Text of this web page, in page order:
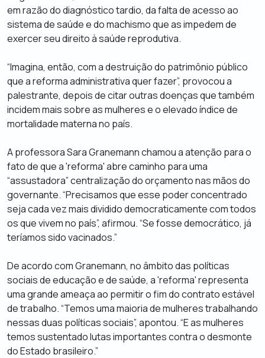
em razão do diagnóstico tardio, da falta de acesso ao
sistema de saúde e do machismo que as impedem de
exercer seu direito à saúde reprodutiva.
“Imagina, então, com a destruição do patrimônio público
que a reforma administrativa quer fazer”, provocou a
palestrante, depois de citar outras doenças que também
incidem mais sobre as mulheres e o elevado índice de
mortalidade materna no país.
A professora Sara Granemann chamou a atenção para o
fato de que a 'reforma' abre caminho para uma
“assustadora” centralização do orçamento nas mãos do
governante. “Precisamos que esse poder concentrado
seja cada vez mais dividido democraticamente com todos
os que vivem no país”, afirmou. “Se fosse democrático, já
teríamos sido vacinados.”
De acordo com Granemann, no âmbito das políticas
sociais de educação e de saúde, a 'reforma' representa
uma grande ameaça ao permitir o fim do contrato estável
de trabalho. “Temos uma maioria de mulheres trabalhando
nessas duas políticas sociais”, apontou. “E as mulheres
temos sustentado lutas importantes contra o desmonte
do Estado brasileiro.”